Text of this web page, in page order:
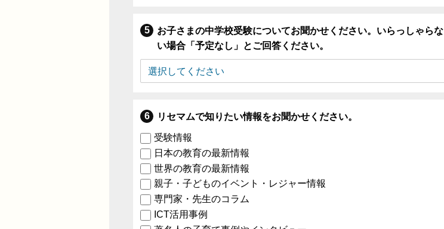
お子さまの中学校受験についてお聞かせください。いらっしゃらな
い場合「予定なし」とご回答ください。
リセマムで知りたい情報をお聞かせください。
受験情報
日本の教育の最新情報
世界の教育の最新情報
親子・子どものイベント・レジャー情報
専門家・先生のコラム
ICT活用事例